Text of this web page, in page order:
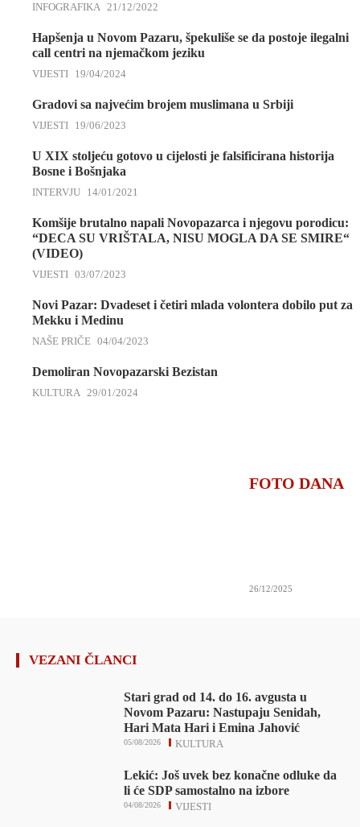
INFOGRAFIKA 21/12/2022
Hapšenja u Novom Pazaru, špekuliše se da postoje ilegalni
call centri na njemačkom jeziku
VIJESTI 19/04/2024
Gradovi sa najvećim brojem muslimana u Srbiji
VIJESTI 19/06/2023
U XIX stoljeću gotovo u cijelosti je falsificirana historija
Bosne i Bošnjaka
INTERVJU 14/01/2021
Komšije brutalno napali Novopazarca i njegovu porodicu:
“DECA SU VRIŠTALA, NISU MOGLA DA SE SMIRE“
(VIDEO)
VIJESTI 03/07/2023
Novi Pazar: Dvadeset i četiri mlada volontera dobilo put za
Mekku i Medinu
NAŠE PRIČE 04/04/2023
Demoliran Novopazarski Bezistan
KULTURA 29/01/2024
FOTO DANA
26/12/2025
VEZANI ČLANCI
Stari grad od 14. do 16. avgusta u
Novom Pazaru: Nastupaju Senidah,
Hari Mata Hari i Emina Jahović
KULTURA
05/08/2026
Lekić: Još uvek bez konačne odluke da
li će SDP samostalno na izbore
VIJESTI
04/08/2026